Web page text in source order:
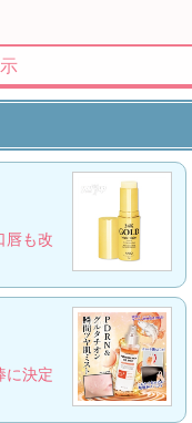
白コスメセット
ト
ーンアップクリーム
ワン石鹸(プラス)
唇も改
に決定